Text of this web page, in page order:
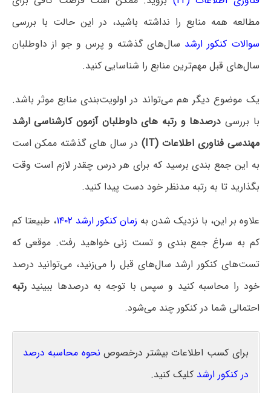
مطالعه همه منابع را نداشته باشید، در این حالت با بررسی
سوالات کنکور ارشد سال‌های گذشته و پرس و جو از داوطلبان
سال‌های قبل مهم‌ترین منابع را شناسایی کنید.
یک موضوع دیگر هم می‌تواند در اولویت‌بندی منابع موثر باشد.
با بررسی درصدها و رتبه های داوطلبان آزمون کارشناسی ارشد
مهندسی فناوری اطلاعات (IT)
در سال های گذشته ممکن است
به این جمع بندی برسید که برای هر درس چقدر لازم است وقت
بگذارید تا به رتبه مدنظر خود دست پیدا کنید.
علاوه بر این، با نزدیک شدن به زمان کنکور ارشد ۱۴۰۲
، طبیعتا کم
کم به سراغ جمع بندی و تست زنی خواهید رفت. موقعی که
تست‌های کنکور ارشد سال‌های قبل را می‌زنید، می‌توانید درصد
خود را محاسبه کنید و سپس با توجه به درصدها ببینیدرتبه
احتمالی شما در کنکور چند می‌شود.
برای کسب اطلاعات بیشتر درخصوص نحوه محاسبه درصد
در کنکور ارشد کلیک کنید.